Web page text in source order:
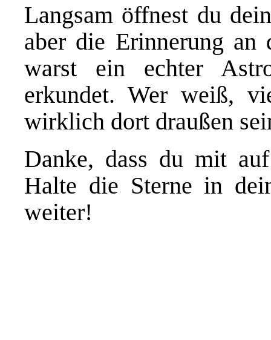
Langsam öffnest du
aber die Erinnerung
warst ein echter
erkundet. Wer weiß,
wirklich dort draußen
Danke, dass du mit
Halte die Sterne in
weiter!